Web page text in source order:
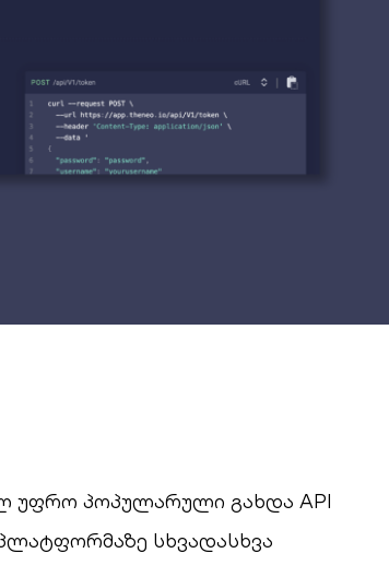
უფრო პოპულარული გახდა API
სხვადასხვა